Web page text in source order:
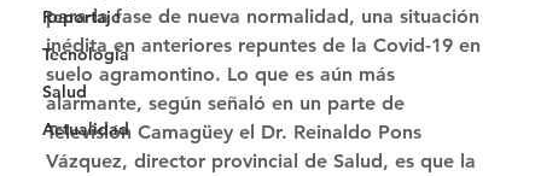
Reportaje
Tecnología
Salud
Actualidad
para la fase de nueva normalidad, una situación
inédita en anteriores repuntes de la Covid-19 en
suelo agramontino. Lo que es aún más
alarmante, según señaló en un parte de
Televisión Camagüey el Dr. Reinaldo Pons
Vázquez, director provincial de Salud, es que la